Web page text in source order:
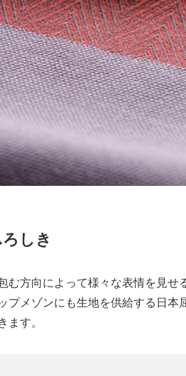
しき
方向によって様々な表情を見せ
メゾンにも生地を供給する日本
ます。